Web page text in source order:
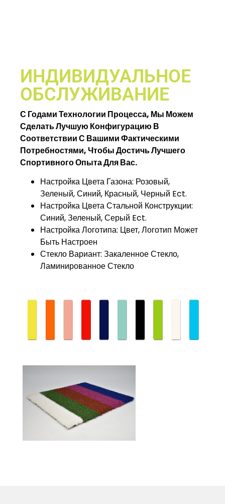
ИНДИВИДУАЛЬНОЕ
ОБСЛУЖИВАНИЕ
С Годами Технологии Процесса, Мы Можем
Сделать Лучшую Конфигурацию В
Соответствии С Вашими Фактическими
Потребностями, Чтобы Достичь Лучшего
Спортивного Опыта Для Вас.
Настройка Цвета Газона: Розовый,
Зеленый, Синий, Красный, Черный Ect.
Настройка Цвета Стальной Конструкции:
Синий, Зеленый, Серый Ect.
Настройка Логотипа: Цвет, Логотип Может
Быть Настроен
Стекло Вариант: Закаленное Стекло,
Ламинированное Стекло